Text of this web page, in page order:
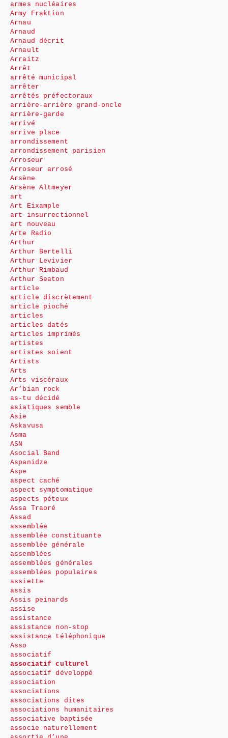
armes nucléaires
Army Fraktion
Arnau
Arnaud
Arnaud décrit
Arnault
Arraitz
Arrêt
arrêté municipal
arrêter
arrêtés préfectoraux
arrière-arrière grand-oncle
arrière-garde
arrivé
arrive place
arrondissement
arrondissement parisien
Arroseur
Arroseur arrosé
Arsène
Arsène Altmeyer
art
Art Eixample
art insurrectionnel
art nouveau
Arte Radio
Arthur
Arthur Bertelli
Arthur Levivier
Arthur Rimbaud
Arthur Seaton
article
article discrètement
article pioché
articles
articles datés
articles imprimés
artistes
artistes soient
Artists
Arts
Arts viscéraux
Ar’bian rock
as-tu décidé
asiatiques semble
Asie
Askavusa
Asma
ASN
Asocial Band
Aspanidze
Aspe
aspect caché
aspect symptomatique
aspects péteux
Assa Traoré
Assad
assemblée
assemblée constituante
assemblée générale
assemblées
assemblées générales
assemblées populaires
assiette
assis
Assis peinards
assise
assistance
assistance non-stop
assistance téléphonique
Asso
associatif
associatif culturel
associatif développé
association
associations
associations dites
associations humanitaires
associative baptisée
associe naturellement